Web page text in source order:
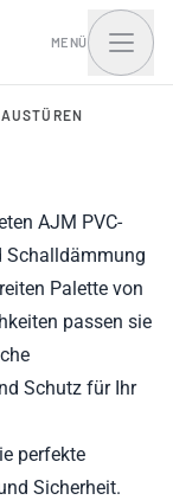
MENÜ
AJM PVC-
Schalldämmung
Palette von
passen sie
Schutz für Ihr
perfekte
Sicherheit.